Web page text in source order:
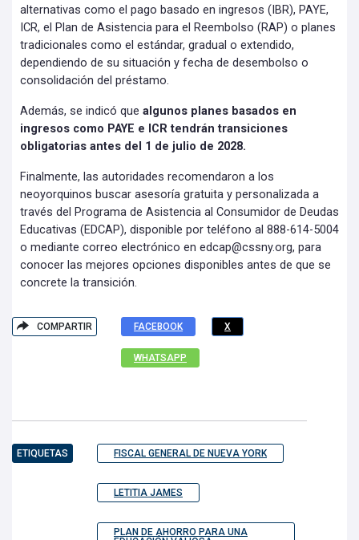
alternativas como el pago basado en ingresos (IBR), PAYE,
ICR, el Plan de Asistencia para el Reembolso (RAP) o planes
tradicionales como el estándar, gradual o extendido,
dependiendo de su situación y fecha de desembolso o
consolidación del préstamo.
Además, se indicó que algunos planes basados en
ingresos como PAYE e ICR tendrán transiciones
obligatorias antes del 1 de julio de 2028.
Finalmente, las autoridades recomendaron a los
neoyorquinos buscar asesoría gratuita y personalizada a
través del Programa de Asistencia al Consumidor de Deudas
Educativas (EDCAP), disponible por teléfono al 888-614-5004
o mediante correo electrónico en edcap@cssny.org, para
conocer las mejores opciones disponibles antes de que se
concrete la transición.
COMPARTIR FACEBOOK X
WHATSAPP
ETIQUETAS FISCAL GENERAL DE NUEVA YORK
LETITIA JAMES
PLAN DE AHORRO PARA UNA